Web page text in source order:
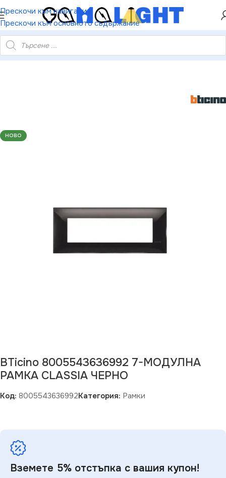
Прескочи към навигация
Прескочи към основното съдържание
НАМАЛЕНИЕ ОТ 5%
BTicino 8005543636992 7-МОДУЛНА РАМКА CLASSIA ЧЕРНО
НОВО
BTicino 8005543636992 7-МОДУЛНА
РАМКА CLASSIA ЧЕРНО
Код: 8005543636992Категория: Рамки
Вземете 5% отстъпка с вашия купон!